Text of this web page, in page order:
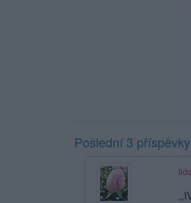
Poslední 3 příspěvky